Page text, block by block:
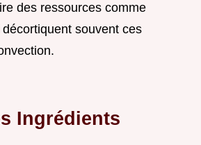
des ressources comme
décortiquent souvent ces
Ingrédients